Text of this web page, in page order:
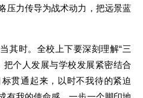
压力传导为战术动力，把远景蓝
其时。全校上下要深刻理解“三
把个人发展与学校发展紧密结合
贯通起来，以时不我待的紧迫